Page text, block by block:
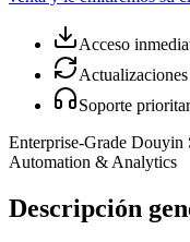
Acceso
Soporte
Enterprise-Grade Douyin
Automation & Analytics
Descripción